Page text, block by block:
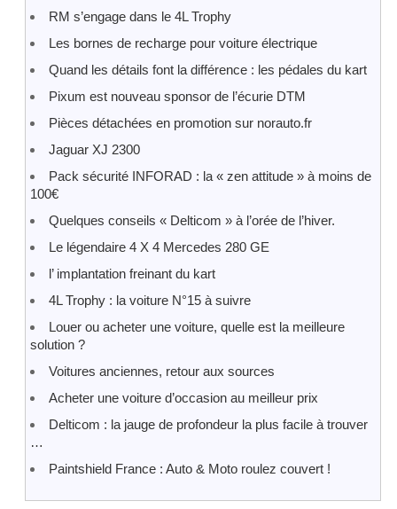
RM s’engage dans le 4L Trophy
Les bornes de recharge pour voiture électrique
Quand les détails font la différence : les pédales du kart
Pixum est nouveau sponsor de l’écurie DTM
Pièces détachées en promotion sur norauto.fr
Jaguar XJ 2300
Pack sécurité INFORAD : la « zen attitude » à moins de
100€
Quelques conseils « Delticom » à l’orée de l’hiver.
Le légendaire 4 X 4 Mercedes 280 GE
l’ implantation freinant du kart
4L Trophy : la voiture N°15 à suivre
Louer ou acheter une voiture, quelle est la meilleure
solution ?
Voitures anciennes, retour aux sources
Acheter une voiture d’occasion au meilleur prix
Delticom : la jauge de profondeur la plus facile à trouver
…
Paintshield France : Auto & Moto roulez couvert !